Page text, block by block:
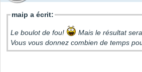
maip a écrit:
Le boulot de fou!
Mais le résultat
Vous vous donnez combien de temps